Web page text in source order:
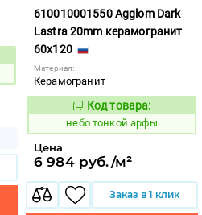
610010001550 Agglom Dark
Lastra 20mm керамогранит
60x120
Материал:
Керамогранит
1122126
Код товара:
небо тонкой арфы
Цена
6 984 руб./м²
Заказ в 1 клик